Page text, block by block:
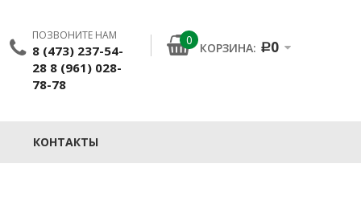
ПОЗВОНИТЕ НАМ
8 (473) 237-54-
28 8 (961) 028-
78-78
0
КОРЗИНА: Р0
КОНТАКТЫ